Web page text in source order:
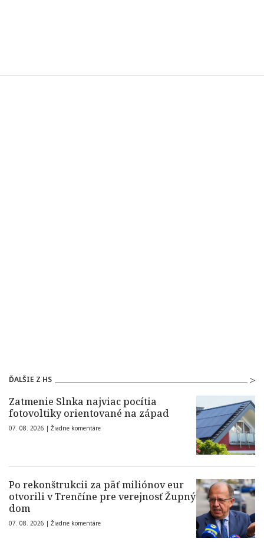
ĎALŠIE Z HS
Zatmenie Slnka najviac pocítia
fotovoltiky orientované na západ
07. 08. 2026 | Žiadne komentáre
Po rekonštrukcii za päť miliónov eur
otvorili v Trenčíne pre verejnosť Župný
dom
07. 08. 2026 | Žiadne komentáre